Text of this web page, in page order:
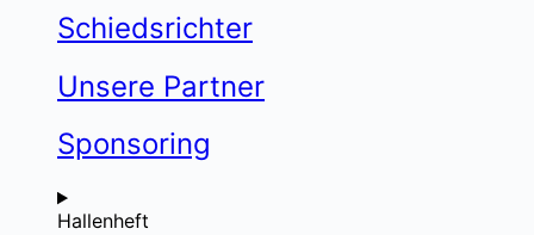
Schiedsrichter
Unsere Partner
Sponsoring
Hallenheft